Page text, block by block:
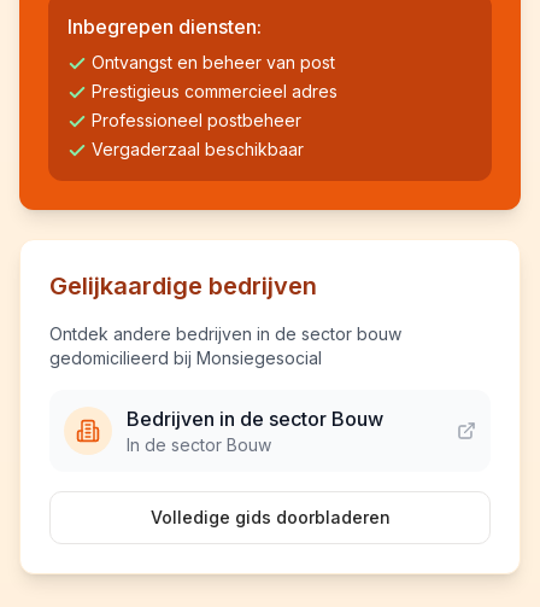
Inbegrepen diensten:
Ontvangst en beheer van post
Prestigieus commercieel adres
Professioneel postbeheer
Vergaderzaal beschikbaar
Gelijkaardige bedrijven
Ontdek andere bedrijven in de sector bouw
gedomicilieerd bij Monsiegesocial
Bedrijven in de sector Bouw
In de sector Bouw
Volledige gids doorbladeren